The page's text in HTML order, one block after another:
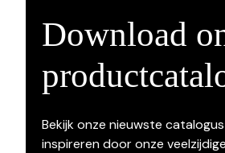
Download
Bekijk onze nieuwste
inspireren door onze